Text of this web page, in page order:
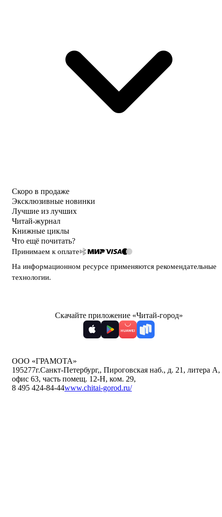
Скоро в продаже
Эксклюзивные новинки
Лучшие из лучших
Читай-журнал
Книжные циклы
Что ещё почитать?
Принимаем к оплате
На информационном ресурсе применяются рекомендательные
технологии.
Скачайте приложение «Читай-город»
ООО «ГРАМОТА»
195277г.Санкт-Петербург,, Пироговская наб., д. 21, литера А,
офис 63, часть помещ. 12-Н, ком. 29,
8 495 424-84-44www.chitai-gorod.ru/